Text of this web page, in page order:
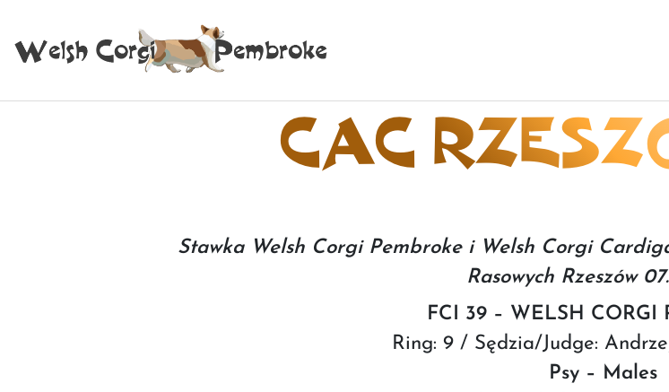
CAC
Stawka Welsh Corgi Pembroke i Welsh Corgi
Rasowych Rzeszów
FCI 39 – WELSH CORGI
Ring: 9 / Sędzia/Judge:
Psy – Males